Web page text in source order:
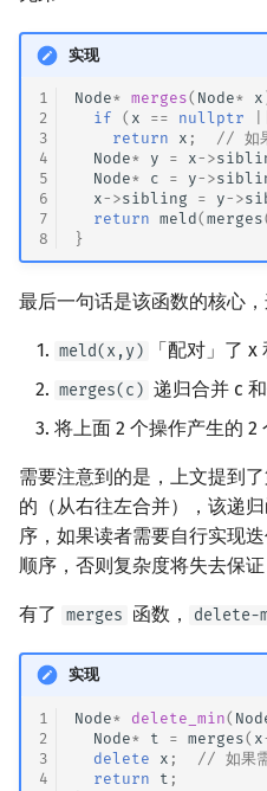
实现
1
2
3
4
5
6
7
8
Node* merges( Node* x
if
( x == nullptr
return
x ;
// 如
Node* y = x->
Node* c = y->
x->sibling = y->
return
meld(merges
}
最后一句话是该函数的核心，
meld(x,y) 「配对」了 x
merges(c) 递归合并 c
将上面 2 个操作产生的 2
需要注意到的是，上文提到
的（从右往左合并），该递
序，如果读者需要自行实现
顺序，否则复杂度将失去保证
有了 merges 函数， delete-
实现
1
2
3
4
Node* delete_min(
Node* t = merges( x
delete
x ;
// 如果
return
t ;